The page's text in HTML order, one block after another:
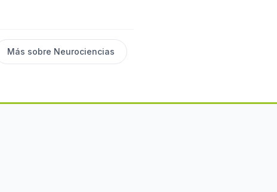
Más sobre Neurociencias